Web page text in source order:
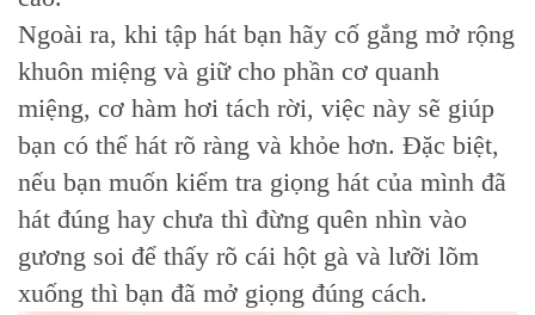
Ngoài ra, khi tập hát bạn hãy cố gắng mở rộng
khuôn miệng và giữ cho phần cơ quanh
miệng, cơ hàm hơi tách rời, việc này sẽ giúp
bạn có thể hát rõ ràng và khỏe hơn. Đặc biệt,
nếu bạn muốn kiểm tra giọng hát của mình đã
hát đúng hay chưa thì đừng quên nhìn vào
gương soi để thấy rõ cái hột gà và lưỡi lõm
xuống thì bạn đã mở giọng đúng cách.